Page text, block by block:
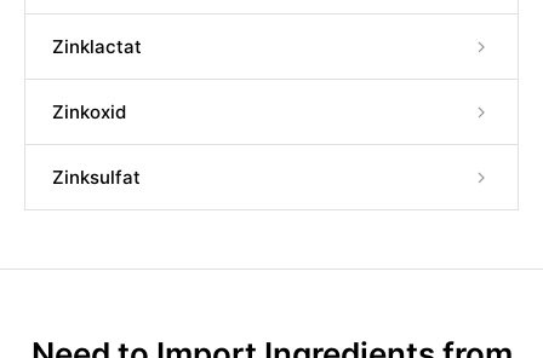
Zinklactat
Zinkoxid
Zinksulfat